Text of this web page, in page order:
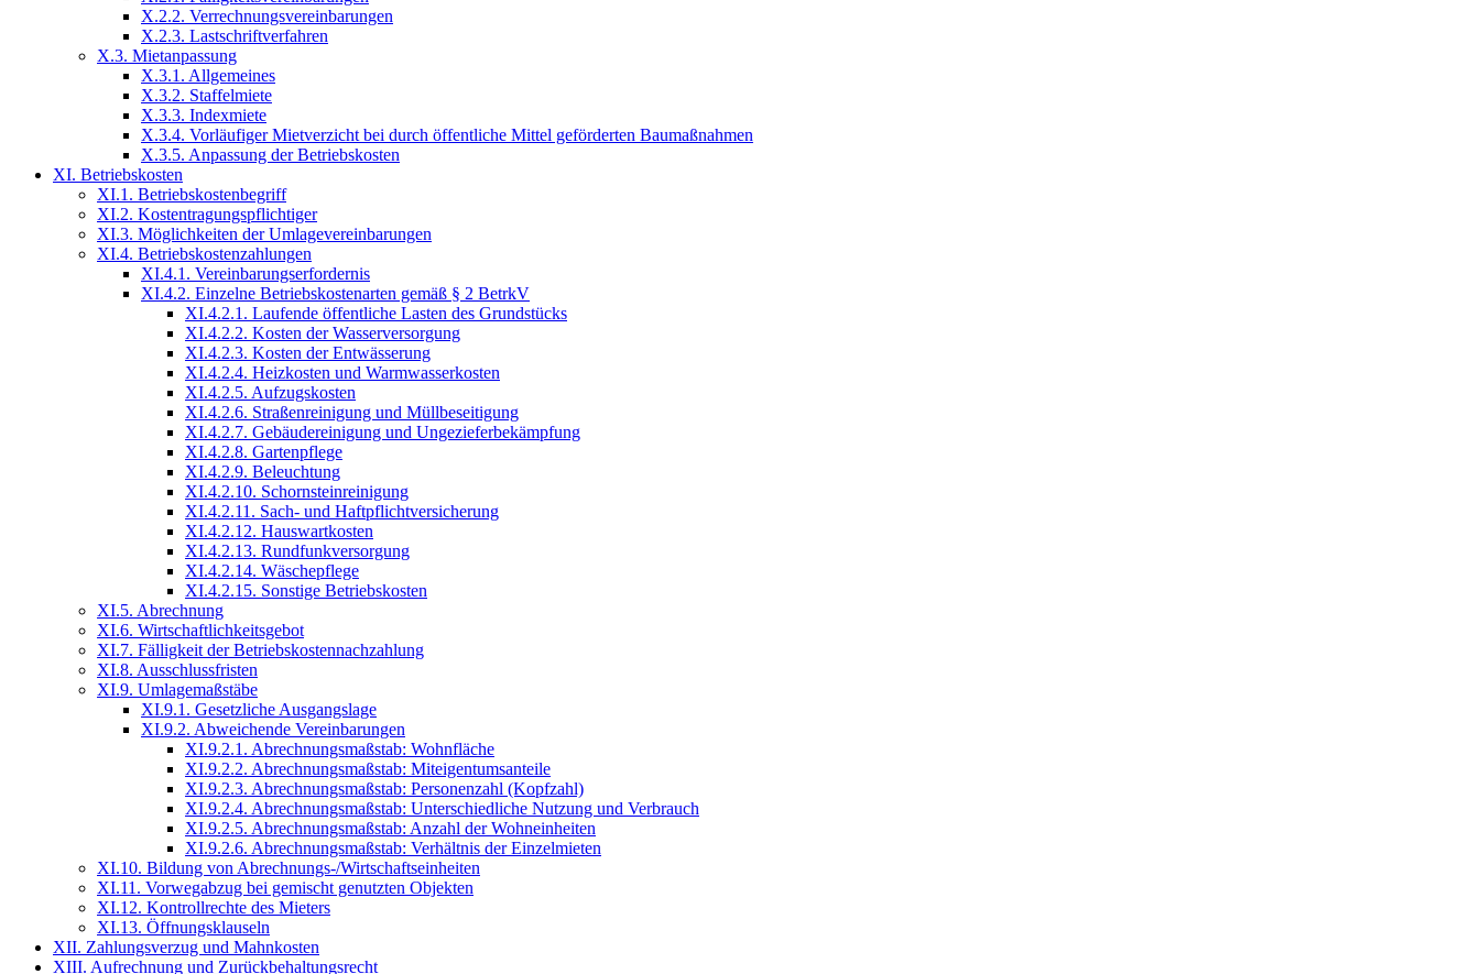
X.2.2. Verrechnungsvereinbarungen
X.2.3. Lastschriftverfahren
X.3. Mietanpassung
X.3.1. Allgemeines
X.3.2. Staffelmiete
X.3.3. Indexmiete
X.3.4. Vorläufiger Mietverzicht bei durch öffentliche Mittel geförderten Baumaßnahmen
X.3.5. Anpassung der Betriebskosten
XI. Betriebskosten
XI.1. Betriebskostenbegriff
XI.2. Kostentragungspflichtiger
XI.3. Möglichkeiten der Umlagevereinbarungen
XI.4. Betriebskostenzahlungen
XI.4.1. Vereinbarungserfordernis
XI.4.2. Einzelne Betriebskostenarten gemäß § 2 BetrkV
XI.4.2.1. Laufende öffentliche Lasten des Grundstücks
XI.4.2.2. Kosten der Wasserversorgung
XI.4.2.3. Kosten der Entwässerung
XI.4.2.4. Heizkosten und Warmwasserkosten
XI.4.2.5. Aufzugskosten
XI.4.2.6. Straßenreinigung und Müllbeseitigung
XI.4.2.7. Gebäudereinigung und Ungezieferbekämpfung
XI.4.2.8. Gartenpflege
XI.4.2.9. Beleuchtung
XI.4.2.10. Schornsteinreinigung
XI.4.2.11. Sach- und Haftpflichtversicherung
XI.4.2.12. Hauswartkosten
XI.4.2.13. Rundfunkversorgung
XI.4.2.14. Wäschepflege
XI.4.2.15. Sonstige Betriebskosten
XI.5. Abrechnung
XI.6. Wirtschaftlichkeitsgebot
XI.7. Fälligkeit der Betriebskostennachzahlung
XI.8. Ausschlussfristen
XI.9. Umlagemaßstäbe
XI.9.1. Gesetzliche Ausgangslage
XI.9.2. Abweichende Vereinbarungen
XI.9.2.1. Abrechnungsmaßstab: Wohnfläche
XI.9.2.2. Abrechnungsmaßstab: Miteigentumsanteile
XI.9.2.3. Abrechnungsmaßstab: Personenzahl (Kopfzahl)
XI.9.2.4. Abrechnungsmaßstab: Unterschiedliche Nutzung und Verbrauch
XI.9.2.5. Abrechnungsmaßstab: Anzahl der Wohneinheiten
XI.9.2.6. Abrechnungsmaßstab: Verhältnis der Einzelmieten
XI.10. Bildung von Abrechnungs-/Wirtschaftseinheiten
XI.11. Vorwegabzug bei gemischt genutzten Objekten
XI.12. Kontrollrechte des Mieters
XI.13. Öffnungsklauseln
XII. Zahlungsverzug und Mahnkosten
XIII. Aufrechnung und Zurückbehaltungsrecht